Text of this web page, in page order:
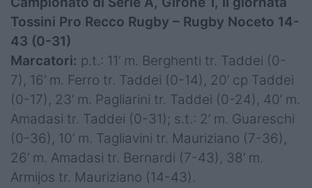
Tossini Pro Recco Rugby – Rugby Noceto 14-
43 (0-31)
Marcatori: p.t.: 11’ m. Berghenti tr. Taddei (0-
7), 16’ m. Ferro tr. Taddei (0-14), 20’ cp Taddei
(0-17), 23’ m. Pagliarini tr. Taddei (0-24), 40’ m.
Amadasi tr. Taddei (0-31); s.t.: 2’ m. Guareschi
(0-36), 10’ m. Tagliavini tr. Mauriziano (7-36),
26’ m. Amadasi tr. Bernardi (7-43), 38’ m.
Armijos tr. Mauriziano (14-43).